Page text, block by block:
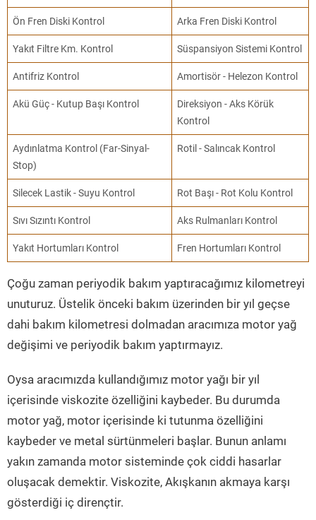
Ön Fren Diski Kontrol Arka Fren Diski Kontrol
Yakıt Filtre Km. Kontrol Süspansiyon Sistemi Kontrol
Antifriz Kontrol Amortisör - Helezon Kontrol
Akü Güç - Kutup Başı Kontrol
Direksiyon - Aks Körük
Kontrol
Aydınlatma Kontrol (Far-Sinyal-
Stop)
Rotil - Salıncak Kontrol
Silecek Lastik - Suyu Kontrol Rot Başı - Rot Kolu Kontrol
Sıvı Sızıntı Kontrol Aks Rulmanları Kontrol
Yakıt Hortumları Kontrol Fren Hortumları Kontrol
Çoğu zaman periyodik bakım yaptıracağımız kilometreyi
unuturuz. Üstelik önceki bakım üzerinden bir yıl geçse
dahi bakım kilometresi dolmadan aracımıza motor yağ
değişimi ve periyodik bakım yaptırmayız.
Oysa aracımızda kullandığımız motor yağı bir yıl
içerisinde viskozite özelliğini kaybeder. Bu durumda
motor yağ, motor içerisinde ki tutunma özelliğini
kaybeder ve metal sürtünmeleri başlar. Bunun anlamı
yakın zamanda motor sisteminde çok ciddi hasarlar
oluşacak demektir. Viskozite, Akışkanın akmaya karşı
gösterdiği iç dirençtir.